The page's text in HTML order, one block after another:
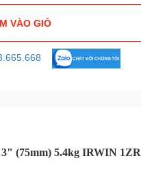
VÀO GIỎ
(75mm) 5.4kg IRWIN 1ZR